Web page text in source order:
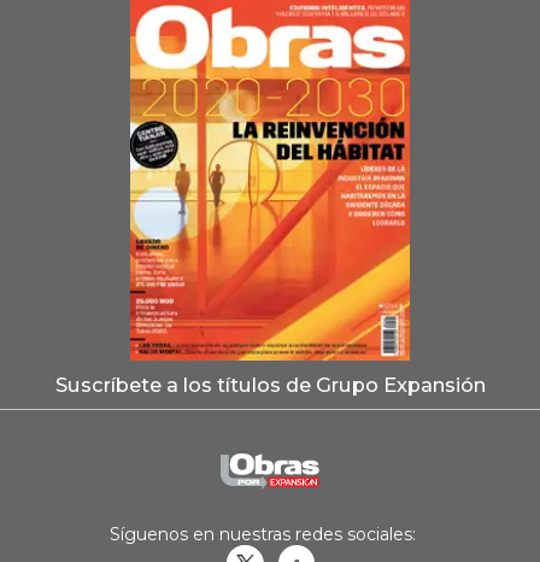
Suscríbete a los títulos de Grupo Expansión
Síguenos en nuestras redes sociales: